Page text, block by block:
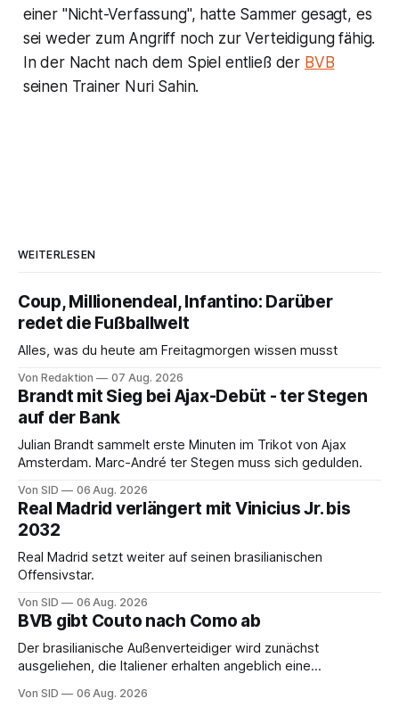
einer "Nicht-Verfassung", hatte Sammer gesagt, es
sei weder zum Angriff noch zur Verteidigung fähig.
In der Nacht nach dem Spiel entließ der BVB
seinen Trainer Nuri Sahin.
WEITERLESEN
Coup, Millionendeal, Infantino: Darüber
redet die Fußballwelt
Alles, was du heute am Freitagmorgen wissen musst
Von Redaktion 07 Aug. 2026
Brandt mit Sieg bei Ajax-Debüt - ter Stegen
auf der Bank
Julian Brandt sammelt erste Minuten im Trikot von Ajax
Amsterdam. Marc-André ter Stegen muss sich gedulden.
Von SID 06 Aug. 2026
Real Madrid verlängert mit Vinicius Jr. bis
2032
Real Madrid setzt weiter auf seinen brasilianischen
Offensivstar.
Von SID 06 Aug. 2026
BVB gibt Couto nach Como ab
Der brasilianische Außenverteidiger wird zunächst
ausgeliehen, die Italiener erhalten angeblich eine
Von SID 06 Aug. 2026